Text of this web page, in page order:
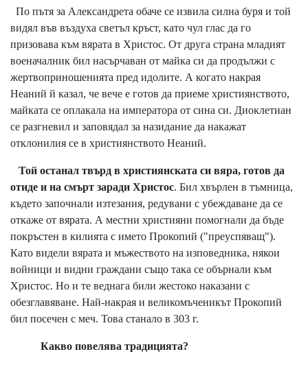
По пътя за Александрета обаче се извила силна буря и той
видял във въздуха светъл кръст, като чул глас да го
призовава към вярата в Христос. От друга страна младият
военачалник бил насърчаван от майка си да продължи с
жертвоприношенията пред идолите. А когато накрая
Неаний й казал, че вече е готов да приеме християнството,
майката се оплакала на императора от сина си. Диоклетиан
се разгневил и заповядал за назидание да накажат
отклонилия се в християнството Неаний.
Той останал твърд в християнската си вяра, готов да
отиде и на смърт заради Христос. Бил хвърлен в тъмница,
където започнали изтезания, редувани с убеждаване да се
откаже от вярата. А местни християни помогнали да бъде
покръстен в килията с името Прокопий ("преуспяващ").
Като видели вярата и мъжеството на изповедника, някои
войници и видни граждани също така се обърнали към
Христос. Но и те веднага били жестоко наказани с
обезглавяване. Най-накрая и великомъченикът Прокопий
бил посечен с меч. Това станало в 303 г.
Какво повелява традицията?